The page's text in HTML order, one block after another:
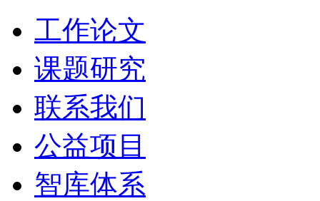
工作论文
课题研究
联系我们
公益项目
智库体系